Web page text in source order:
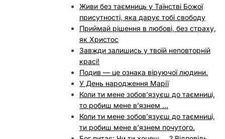
Живи без таємниць у Таїнстві Божої
присутності, яка дарує тобі свободу
Приймай рішення в любові, без страху,
як Христос
Завжди залишись у твоїй неповторній
красі!
Подив — це ознака віруючої людини.
У День народження Марії
Коли ти мене зобов’язуєш до таємниці,
то робиш мене в’язнем …
Коли ти мене зобов’язуєш до таємниці,
ти робиш мене в’язнем почутого.